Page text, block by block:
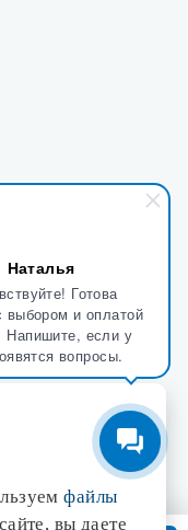
Наталья
Готова
выбором и оплатой
Напишите, если у
вопросы.
файлы
вы даете